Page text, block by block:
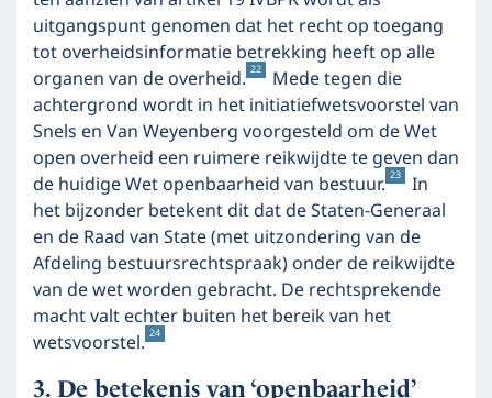
uitgangspunt genomen dat het recht op toegang
tot overheidsinformatie betrekking heeft op alle
organen van de overheid. 22
Mede tegen die
achtergrond wordt in het initiatiefwetsvoorstel van
Snels en Van Weyenberg voorgesteld om de Wet
open overheid een ruimere reikwijdte te geven dan
de huidige Wet openbaarheid van bestuur. 23
In
het bijzonder betekent dit dat de Staten-Generaal
en de Raad van State (met uitzondering van de
Afdeling bestuursrechtspraak) onder de reikwijdte
van de wet worden gebracht. De rechtsprekende
macht valt echter buiten het bereik van het
wetsvoorstel. 24
De betekenis van ‘openbaarheid’